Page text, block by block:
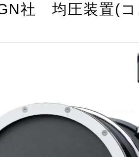
社 均圧装置(コ